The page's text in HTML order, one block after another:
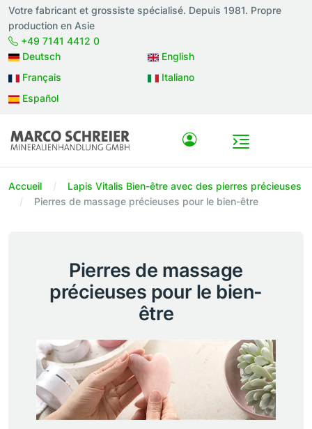
Votre fabricant et grossiste spécialisé. Depuis 1981. Propre
production en Asie
+49 7141 4412 0
Deutsch
English
Français
Italiano
Español
Accueil
Lapis Vitalis Bien-être avec des pierres précieuses
Pierres de massage précieuses pour le bien-être
Pierres de massage
précieuses pour le bien-
être